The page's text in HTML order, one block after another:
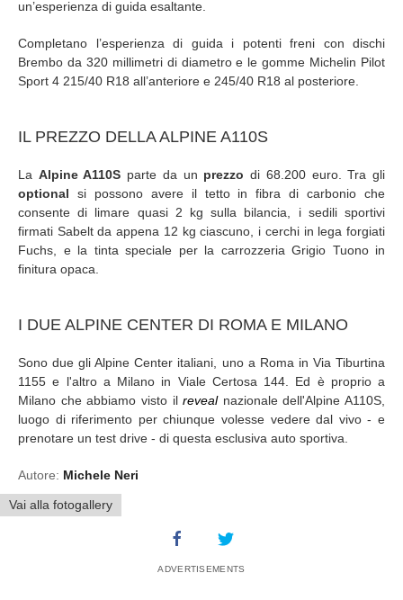
un’esperienza di guida esaltante.
Completano l’esperienza di guida i potenti freni con dischi
Brembo da 320 millimetri di diametro e le gomme Michelin Pilot
Sport 4 215/40 R18 all’anteriore e 245/40 R18 al posteriore.
IL PREZZO DELLA ALPINE A110S
La Alpine A110S parte da un prezzo di 68.200 euro. Tra gli
optional si possono avere il tetto in fibra di carbonio che
consente di limare quasi 2 kg sulla bilancia, i sedili sportivi
firmati Sabelt da appena 12 kg ciascuno, i cerchi in lega forgiati
Fuchs, e la tinta speciale per la carrozzeria Grigio Tuono in
finitura opaca.
I DUE ALPINE CENTER DI ROMA E MILANO
Sono due gli Alpine Center italiani, uno a Roma in Via Tiburtina
1155 e l'altro a Milano in Viale Certosa 144. Ed è proprio a
Milano che abbiamo visto ilreveal nazionale dell'Alpine A110S,
luogo di riferimento per chiunque volesse vedere dal vivo - e
prenotare un test drive - di questa esclusiva auto sportiva.
Autore: Michele Neri
Vai alla fotogallery